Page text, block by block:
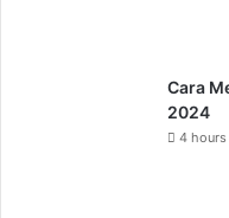
Cara
2024
4 hours